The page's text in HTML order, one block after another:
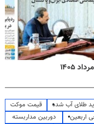
طلای آب شده
قیمت موکت
اربعین
دوربین مداربسته